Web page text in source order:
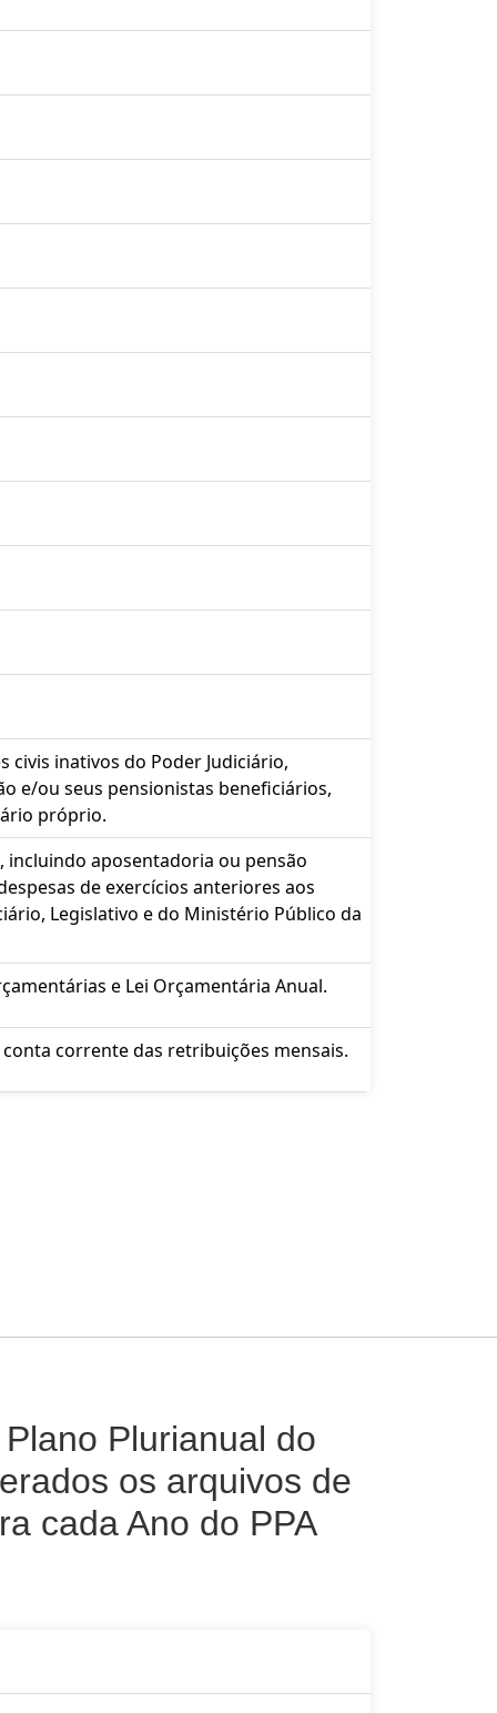
inativos do Poder Judiciário,
e/ou seus pensionistas beneficiários,
próprio.
incluindo aposentadoria ou pensão
de exercícios anteriores aos
Legislativo e do Ministério Público da
e Lei Orçamentária Anual.
corrente das retribuições mensais.
Plurianual do
os arquivos de
cada Ano do PPA